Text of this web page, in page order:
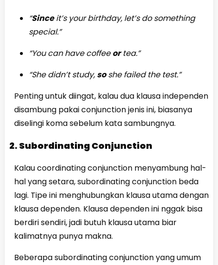
“Sinceit’s your birthday, let’s do something
special.”
“You can have coffeeortea.”
“She didn’t study, soshe failed the test.”
Penting untuk diingat, kalau dua klausa independen
disambung pakai conjunction jenis ini, biasanya
diselingi koma sebelum kata sambungnya.
2. Subordinating Conjunction
Kalau coordinating conjunction menyambung hal-
hal yang setara, subordinating conjunction beda
lagi. Tipe ini menghubungkan klausa utama dengan
klausa dependen. Klausa dependen ini nggak bisa
berdiri sendiri, jadi butuh klausa utama biar
kalimatnya punya makna.
Beberapa subordinating conjunction yang umum